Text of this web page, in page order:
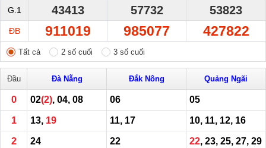
G.1 43413 57732 53823
ĐB 911019 985077 427822
Tất cả 2 số cuối 3 số cuối
Đầu Đà Nẵng Đắk Nông Quảng Ngãi
0 02(2), 04, 08 06 05
1 13, 19 11, 17 10, 11, 12, 16
2 24 22 22, 23, 25, 27, 29